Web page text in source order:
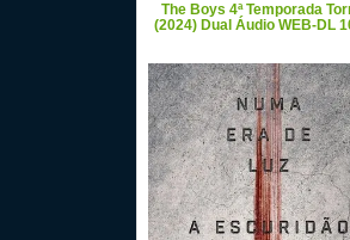
The Boys 4ª Temporada
(2024) Dual Áudio WEB-DL